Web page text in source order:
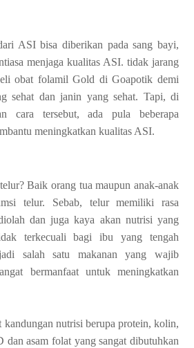
ASI bisa diberikan pada sang bayi,
menjaga kualitas ASI. tidak jarang
obat folamil Gold di Goapotik demi
sehat dan janin yang sehat. Tapi, di
cara tersebut, ada pula beberapa
meningkatkan kualitas ASI.
Baik orang tua maupun anak-anak
telur. Sebab, telur memiliki rasa
dan juga kaya akan nutrisi yang
terkecuali bagi ibu yang tengah
salah satu makanan yang wajib
bermanfaat untuk meningkatkan
kandungan nutrisi berupa protein, kolin,
asam folat yang sangat dibutuhkan